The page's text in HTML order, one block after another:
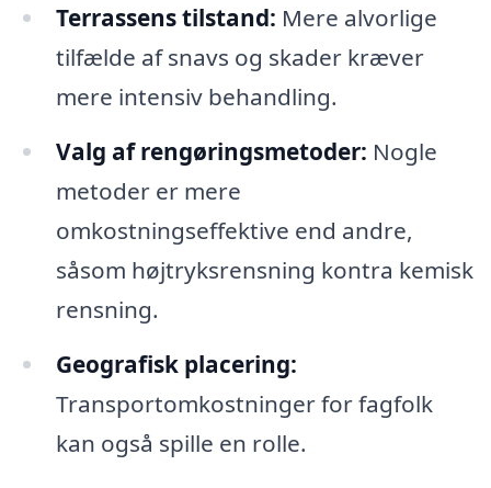
Terrassens tilstand: Mere alvorlige
tilfælde af snavs og skader kræver
mere intensiv behandling.
Valg af rengøringsmetoder: Nogle
metoder er mere
omkostningseffektive end andre,
såsom højtryksrensning kontra kemisk
rensning.
Geografisk placering:
Transportomkostninger for fagfolk
kan også spille en rolle.